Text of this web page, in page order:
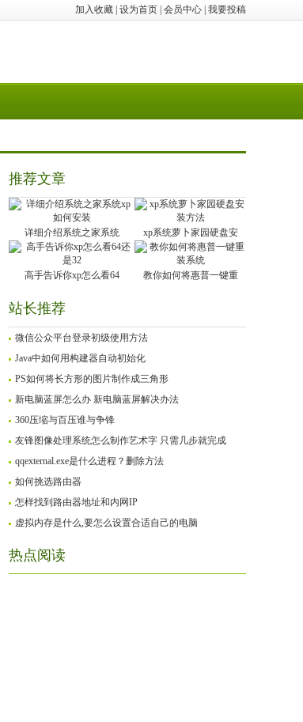
加入收藏 设为首页 会员中心 我要投稿
推荐文章
详细介绍系统之家系统 xp系统萝卜家园硬盘安
高手告诉你xp怎么看64 教你如何将惠普一键重
站长推荐
微信公众平台登录初级使用方法
Java中如何用构建器自动初始化
PS如何将长方形的图片制作成三角形
新电脑蓝屏怎么办 新电脑蓝屏解决办法
360压缩与百压谁与争锋
友锋图像处理系统怎么制作艺术字 只需几步就完成
qqexternal.exe是什么进程？删除方法
如何挑选路由器
怎样找到路由器地址和内网IP
虚拟内存是什么,要怎么设置合适自己的电脑
热点阅读